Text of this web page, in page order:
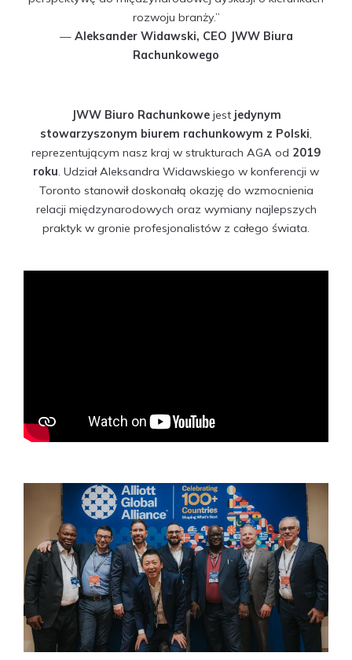
rozwoju branży.”
— Aleksander Widawski, CEO JWW Biura
Rachunkowego
JWW Biuro Rachunkowejest jedynym
stowarzyszonym biurem rachunkowym z Polski,
reprezentującym nasz kraj w strukturach AGA od 2019
roku. Udział Aleksandra Widawskiego w konferencji w
Toronto stanowił doskonałą okazję do wzmocnienia
relacji międzynarodowych oraz wymiany najlepszych
praktyk w gronie profesjonalistów z całego świata.